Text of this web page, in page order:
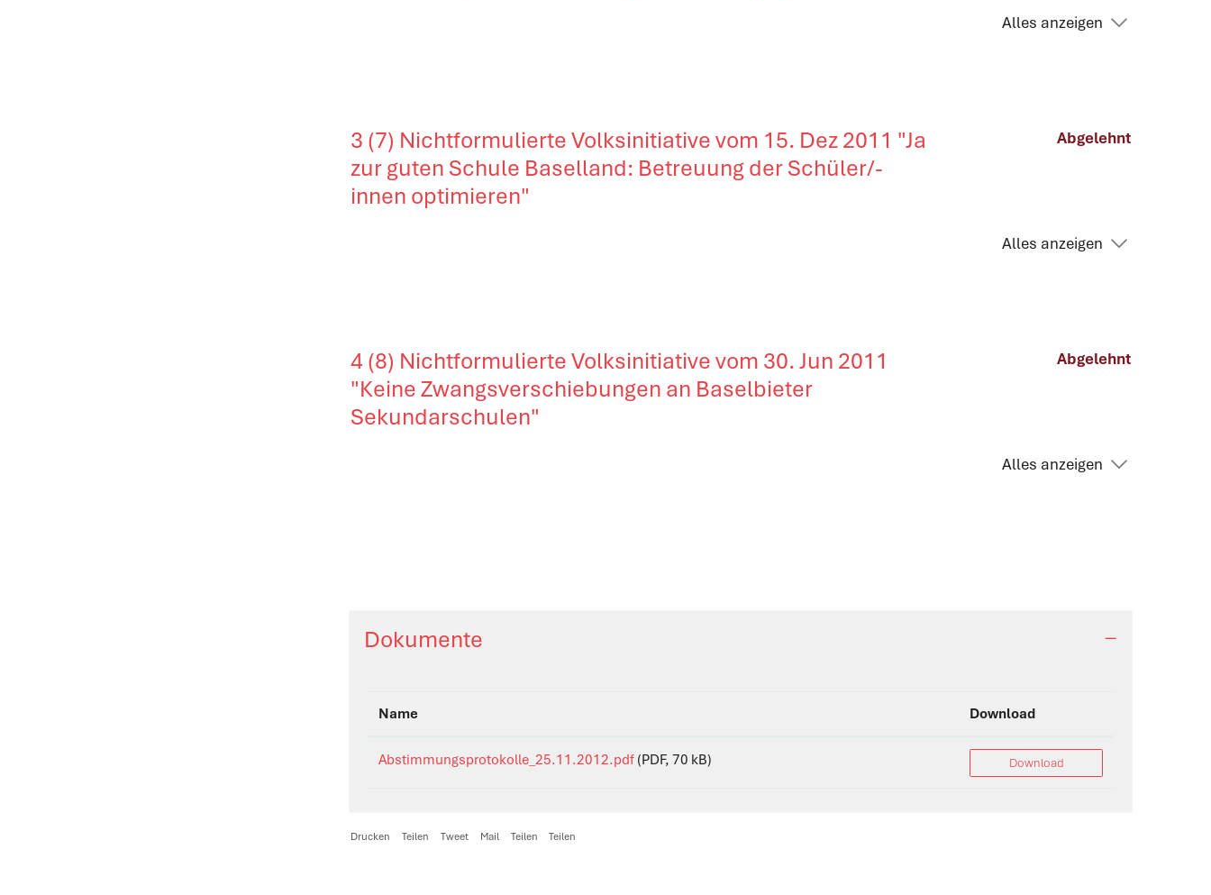
Alles anzeigen
3 (7) Nichtformulierte Volksinitiative vom 15. Dez 2011 "Ja
zur guten Schule Baselland: Betreuung der Schüler/-
innen optimieren"
Abgelehnt
Alles anzeigen
4 (8) Nichtformulierte Volksinitiative vom 30. Jun 2011
"Keine Zwangsverschiebungen an Baselbieter
Sekundarschulen"
Abgelehnt
Alles anzeigen
Dokumente
Name Download
Abstimmungsprotokolle_25.11.2012.pdf (PDF, 70 kB) Download
Drucken Teilen Tweet Mail Teilen Teilen